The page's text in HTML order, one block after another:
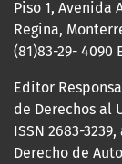
Piso 1, Avenida
Regina,
(81)83-29- 4090
Editor
de Derechos al
ISSN 2683-
Derecho de